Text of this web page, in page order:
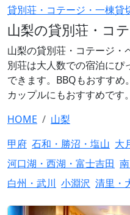
貸別荘・コテージ・一棟貸
山梨の貸別荘・コ
山梨の貸別荘・コテージ・
別荘は大人数での宿泊にぴ
できます。BBQもおすす
カップルにもおすすめです
HOME
山梨
甲府 石和・勝沼・塩山 大
河口湖・西湖・富士吉田
白州・武川 小淵沢 清里・